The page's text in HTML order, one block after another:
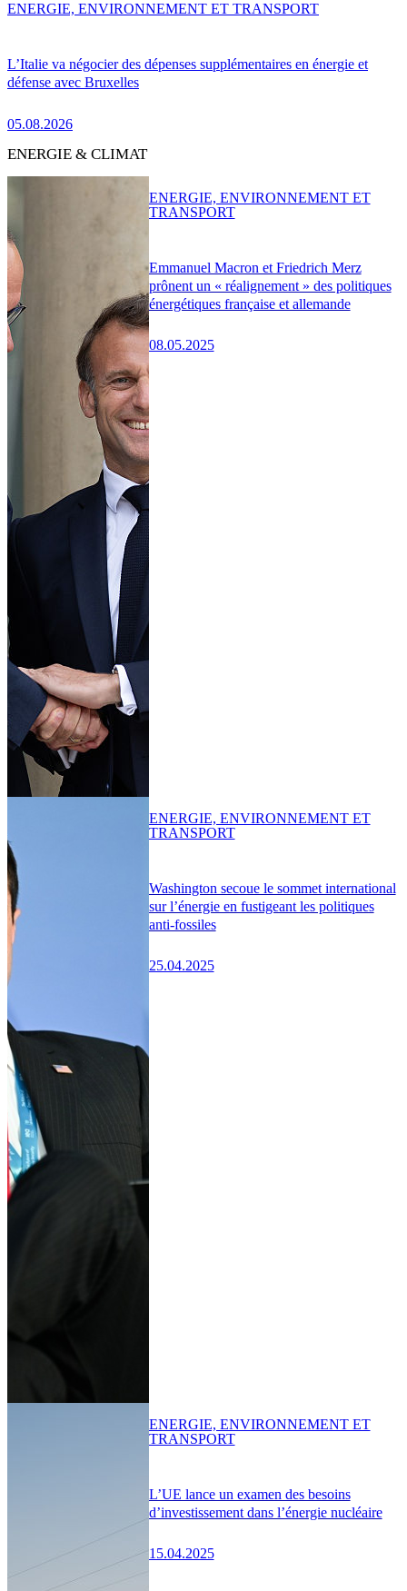
L’Italie va négocier des dépenses supplémentaires en énergie et
défense avec Bruxelles
05.08.2026
ENERGIE, ENVIRONNEMENT ET TRANSPORT
ENERGIE & CLIMAT
Emmanuel Macron et Friedrich Merz
prônent un « réalignement » des politiques
énergétiques française et allemande
08.05.2025
ENERGIE, ENVIRONNEMENT ET
TRANSPORT
Washington secoue le sommet international
sur l’énergie en fustigeant les politiques
anti-fossiles
25.04.2025
ENERGIE, ENVIRONNEMENT ET
TRANSPORT
L’UE lance un examen des besoins
d’investissement dans l’énergie nucléaire
15.04.2025
ENERGIE, ENVIRONNEMENT ET
TRANSPORT